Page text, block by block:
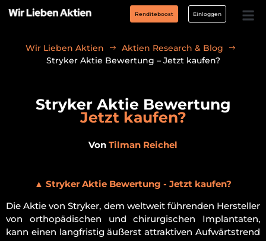
Renditeboost Einloggen
Wir Lieben Aktien
Aktien Research & Blog
Stryker Aktie Bewertung – Jetzt kaufen?
Stryker Aktie Bewertung
Jetzt kaufen?
Von Tilman Reichel
▲ Stryker Aktie Bewertung - Jetzt kaufen?
Die Aktie von Stryker, dem weltweit führenden Hersteller
von orthopädischen und chirurgischen Implantaten,
kann einen langfristig äußerst attraktiven Aufwärtstrend